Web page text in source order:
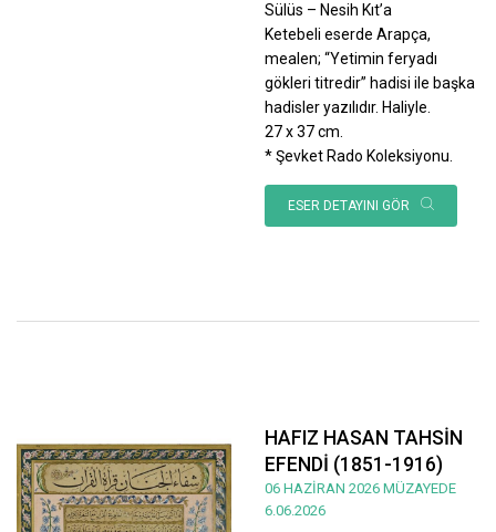
Sülüs – Nesih Kıt’a
Ketebeli eserde Arapça,
mealen; “Yetimin feryadı
gökleri titredir” hadisi ile başka
hadisler yazılıdır. Haliyle.
27 x 37 cm.
* Şevket Rado Koleksiyonu.
ESER DETAYINI GÖR
HAFIZ HASAN TAHSİN
EFENDİ (1851-1916)
06 HAZİRAN 2026 MÜZAYEDE
6.06.2026